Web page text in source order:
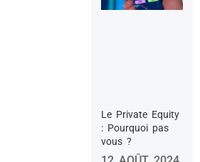
Le Private Equity
: Pourquoi pas
vous ?